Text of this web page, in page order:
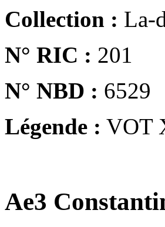
Collection : La-
N° RIC : 201
N° NBD : 6529
Légende : VOT
Ae3